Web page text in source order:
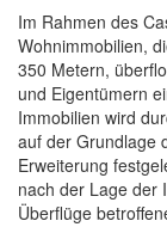
Im Rahmen des
Wohnimmobilien,
350 Metern,
und Eigentümern
Immobilien wird
auf der Grundlage
Erweiterung
nach der Lage der
Überflüge